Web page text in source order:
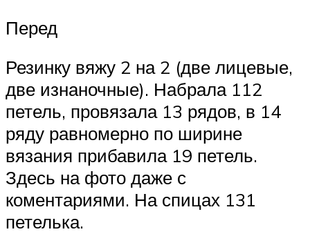
Перед
Резинку вяжу 2 на 2 (две лицевые,
две изнаночные). Набрала 112
петель, провязала 13 рядов, в 14
ряду равномерно по ширине
вязания прибавила 19 петель.
Здесь на фото даже с
коментариями. На спицах 131
петелька.